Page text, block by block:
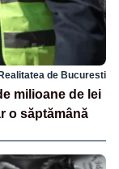
de Bucuresti
milioane de lei
o săptămână